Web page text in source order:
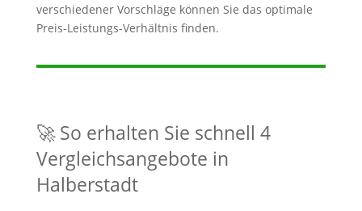
verschiedener Vorschläge können Sie das optimale
Preis-Leistungs-Verhältnis finden.
🚀 So erhalten Sie schnell 4
Vergleichsangebote in
Halberstadt